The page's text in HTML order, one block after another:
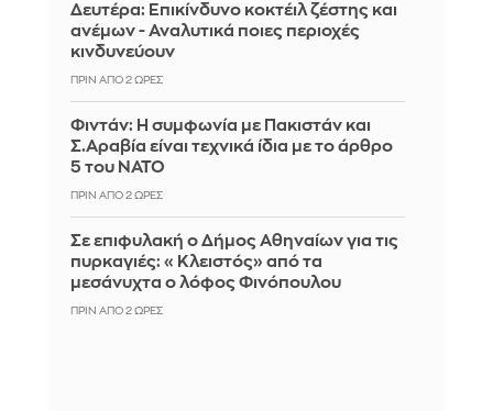
Δευτέρα: Επικίνδυνο κοκτέιλ ζέστης και
ανέμων - Αναλυτικά ποιες περιοχές
κινδυνεύουν
ΠΡΙΝ ΑΠΌ 2 ΏΡΕΣ
Φιντάν: Η συμφωνία με Πακιστάν και
Σ.Αραβία είναι τεχνικά ίδια με το άρθρο
5 του ΝΑΤΟ
ΠΡΙΝ ΑΠΌ 2 ΏΡΕΣ
Σε επιφυλακή ο Δήμος Αθηναίων για τις
πυρκαγιές: «Κλειστός» από τα
μεσάνυχτα ο λόφος Φινόπουλου
ΠΡΙΝ ΑΠΌ 2 ΏΡΕΣ